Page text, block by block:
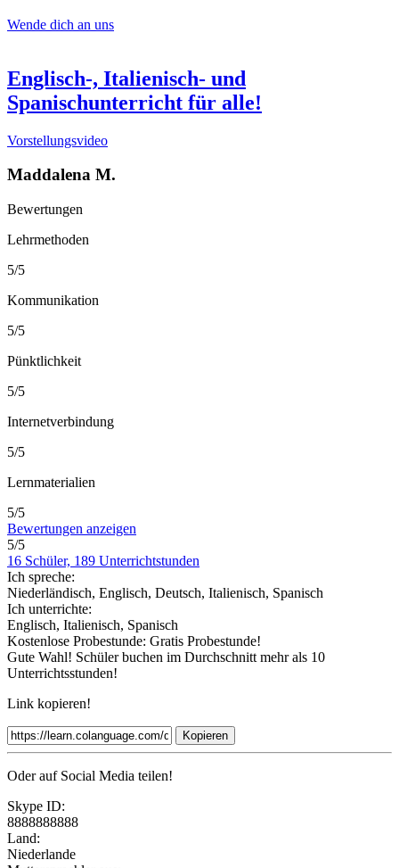
Wende dich an uns
Englisch-, Italienisch- und
Spanischunterricht für alle!
Vorstellungsvideo
Maddalena M.
Bewertungen
Lehrmethoden
5/5
Kommunikation
5/5
Pünktlichkeit
5/5
Internetverbindung
5/5
Lernmaterialien
5/5
Bewertungen anzeigen
5/5
16 Schüler, 189 Unterrichtstunden
Ich spreche:
Niederländisch, Englisch, Deutsch, Italienisch, Spanisch
Ich unterrichte:
Englisch, Italienisch, Spanisch
Kostenlose Probestunde: Gratis Probestunde!
Gute Wahl! Schüler buchen im Durchschnitt mehr als 10
Unterrichtsstunden!
Link kopieren!
Kopieren
Oder auf Social Media teilen!
Skype ID:
8888888888
Land:
Niederlande